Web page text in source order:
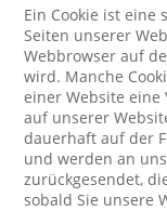
Ein Cookie ist eine
Seiten unserer
Webbrowser auf
wird. Manche
einer Website
auf unserer
dauerhaft auf der
und werden an
zurückgesendet,
sobald Sie unsere